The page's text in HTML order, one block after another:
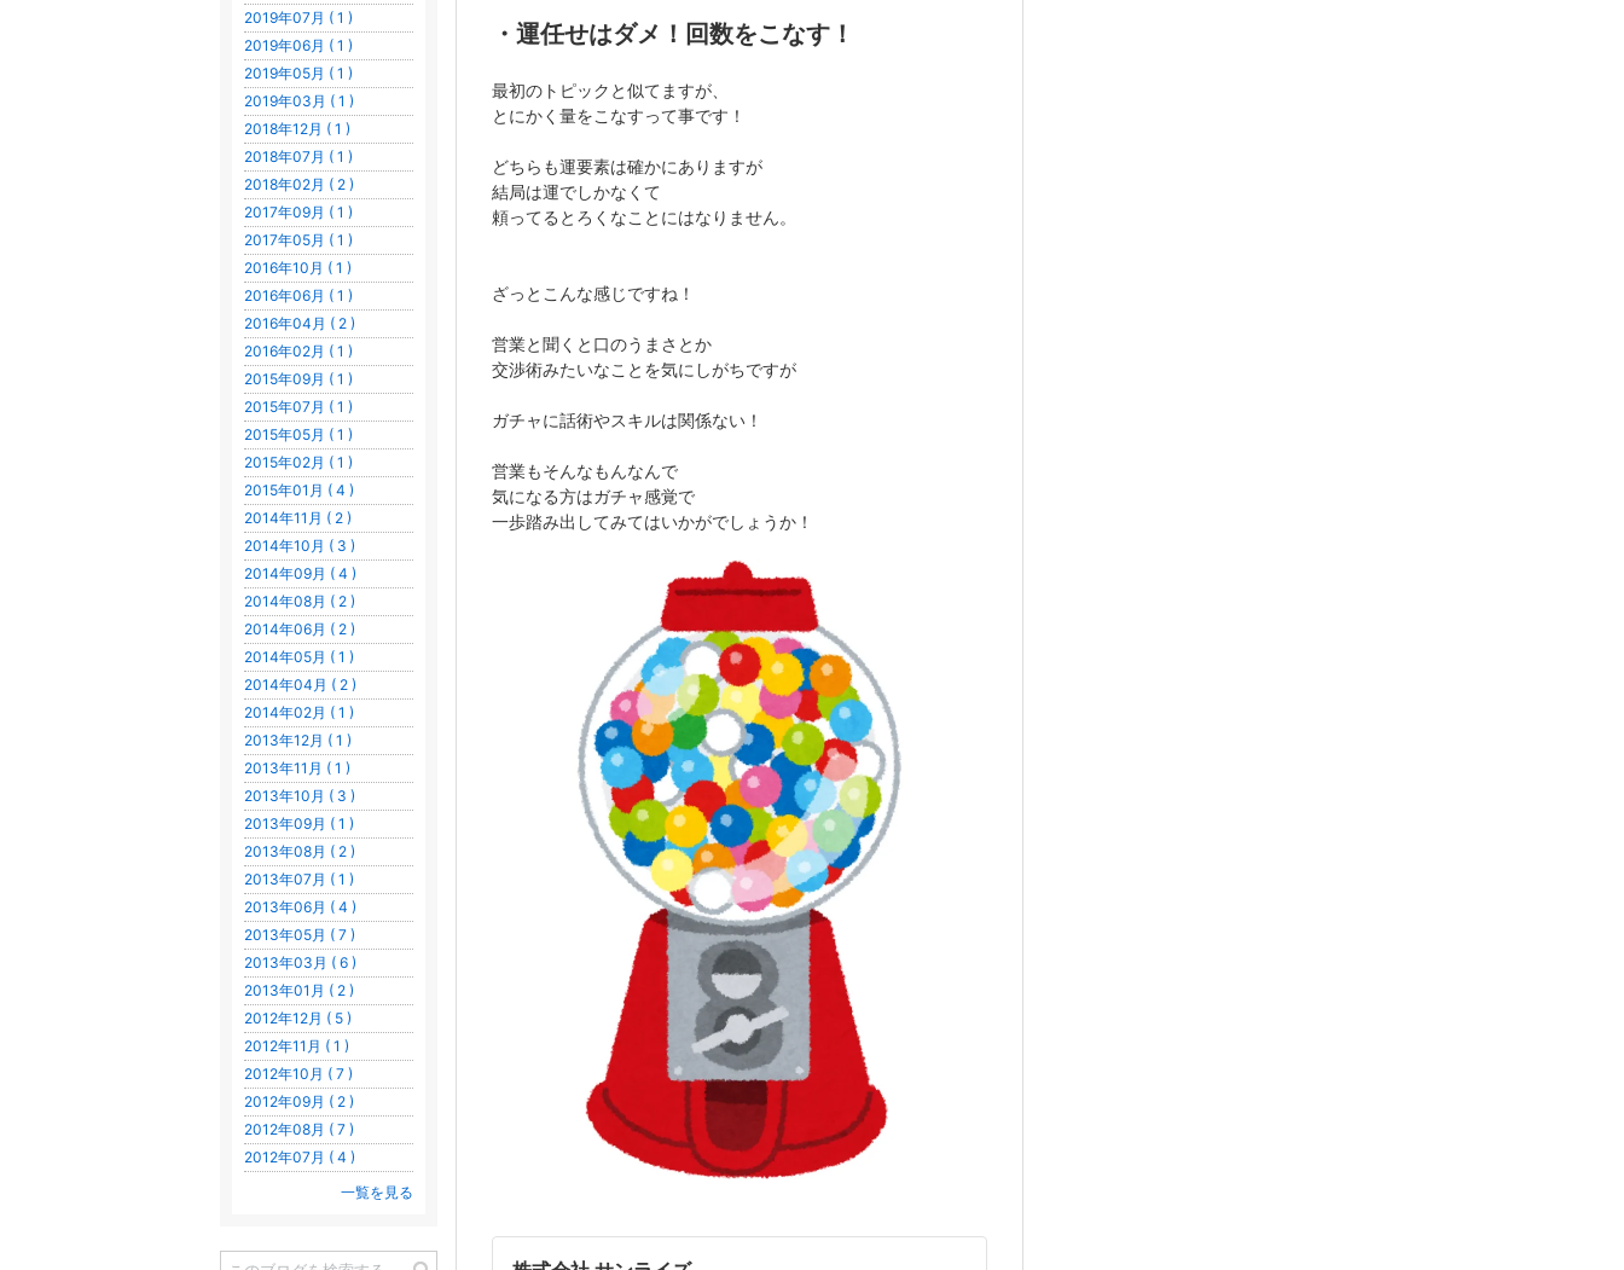
・運任せはダメ！回数をこなす！
最初のトピックと似てますが、
とにかく量をこなすって事です！
どちらも運要素は確かにありますが
結局は運でしかなくて
頼ってるとろくなことにはなりません。
ざっとこんな感じですね！
営業と聞くと口のうまさとか
交渉術みたいなことを気にしがちですが
ガチャに話術やスキルは関係ない！
営業もそんなもんなんで
気になる方はガチャ感覚で
一歩踏み出してみてはいかがでしょうか！
2019年07月 ( 1 )
2019年06月 ( 1 )
2019年05月 ( 1 )
2019年03月 ( 1 )
2018年12月 ( 1 )
2018年07月 ( 1 )
2018年02月 ( 2 )
2017年09月 ( 1 )
2017年05月 ( 1 )
2016年10月 ( 1 )
2016年06月 ( 1 )
2016年04月 ( 2 )
2016年02月 ( 1 )
2015年09月 ( 1 )
2015年07月 ( 1 )
2015年05月 ( 1 )
2015年02月 ( 1 )
2015年01月 ( 4 )
2014年11月 ( 2 )
2014年10月 ( 3 )
2014年09月 ( 4 )
2014年08月 ( 2 )
2014年06月 ( 2 )
2014年05月 ( 1 )
2014年04月 ( 2 )
2014年02月 ( 1 )
2013年12月 ( 1 )
2013年11月 ( 1 )
2013年10月 ( 3 )
2013年09月 ( 1 )
2013年08月 ( 2 )
2013年07月 ( 1 )
2013年06月 ( 4 )
2013年05月 ( 7 )
2013年03月 ( 6 )
2013年01月 ( 2 )
2012年12月 ( 5 )
2012年11月 ( 1 )
2012年10月 ( 7 )
2012年09月 ( 2 )
2012年08月 ( 7 )
2012年07月 ( 4 )
一覧を見る